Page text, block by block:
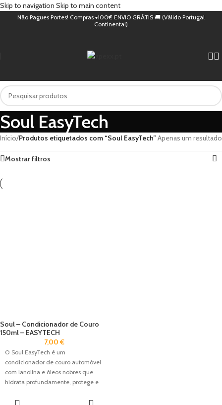
Skip to navigation Skip to main content
Não Pagues Portes! Compras +100€ ENVIO GRÁTIS 🚚 (Válido Portugal
Continental)
Soul EasyTech
Início/Produtos etiquetados com “Soul EasyTech” Apenas um resultado
Mostrar filtros
Soul – Condicionador de Couro
150ml – EASYTECH
7,00€
O Soul EasyTech é um
condicionador de couro automóvel
com lanolina e óleos nobres que
hidrata profundamente, protege e
couro.